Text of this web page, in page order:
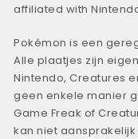
affiliated with
Pokémon is een
Alle plaatjes zijn
Nintendo, Creatures
geen enkele manier
Game Freak of
kan niet